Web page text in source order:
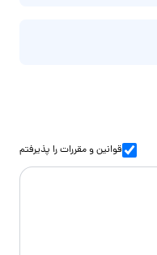
قوانین و مقرراترا پذیرفتم